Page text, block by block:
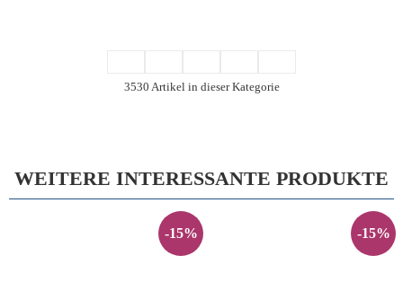
3530 Artikel in dieser Kategorie
WEITERE INTERESSANTE PRODUKTE
-15% -15%